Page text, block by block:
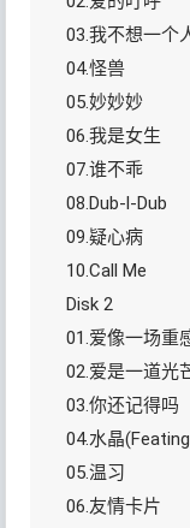
03.我不想一个
04.怪兽
05.妙妙妙
06.我是女生
07.谁不乖
08.Dub-l-Dub
09.疑心病
10.Call Me
Disk 2
01.爱像一场重
02.爱是一道光
03.你还记得吗
04.水晶
05.温习
06.友情卡片